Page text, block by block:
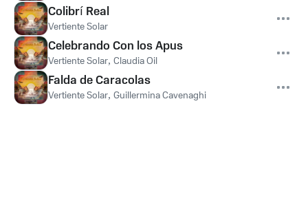
Colibrí Real
Vertiente Solar
Celebrando Con los Apus
Vertiente Solar, Claudia Oil
Falda de Caracolas
Vertiente Solar, Guillermina Cavenaghi